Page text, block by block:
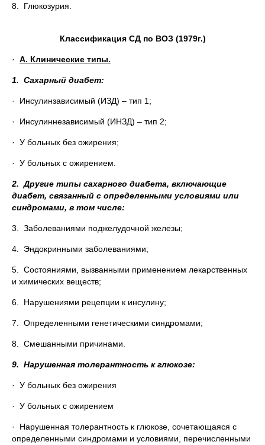
8. Глюкозурия.
Классификация СД по ВОЗ (1979г.)
· А. Клинические типы.
1. Сахарный диабет:
· Инсулинзависимый (ИЗД) – тип 1;
· Инсулиннезависимый (ИНЗД) – тип 2;
· У больных без ожирения;
· У больных с ожирением.
2.Другие типы сахарного диабета, включающие
диабет, связанный с определенными условиями или
синдромами, в том числе:
3. Заболеваниями поджелудочной железы;
4. Эндокринными заболеваниями;
5. Состояниями, вызванными применением лекарственных
и химических веществ;
6. Нарушениями рецепции к инсулину;
7. Определенными генетическими синдромами;
8. Смешанными причинами.
9. Нарушенная толерантность к глюкозе:
· У больных без ожирения
· У больных с ожирением
· Нарушенная толерантность к глюкозе, сочетающаяся с
определенными синдромами и условиями, перечисленными